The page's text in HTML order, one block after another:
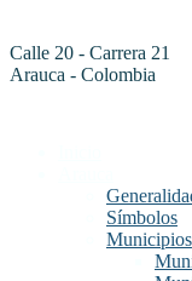
Calle 20 - Carrera 21
Arauca - Colombia
Símbolos
Municipios